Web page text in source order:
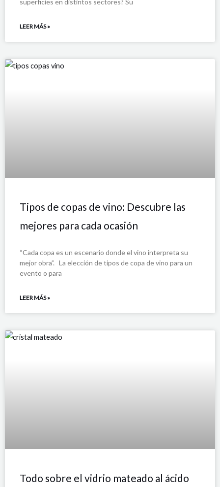
superficies en distintos sectores? Su
LEER MÁS »
Tipos de copas de vino: Descubre las
mejores para cada ocasión
“Cada copa es un escenario donde el vino interpreta su
mejor obra”. La elección de tipos de copa de vino para un
evento o para
LEER MÁS »
Todo sobre el vidrio mateado al ácido